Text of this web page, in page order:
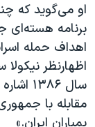
او می‌گوید که
برنامه هسته‌ای
اهداف حمله
اظهارنظر
سال
مقابله با